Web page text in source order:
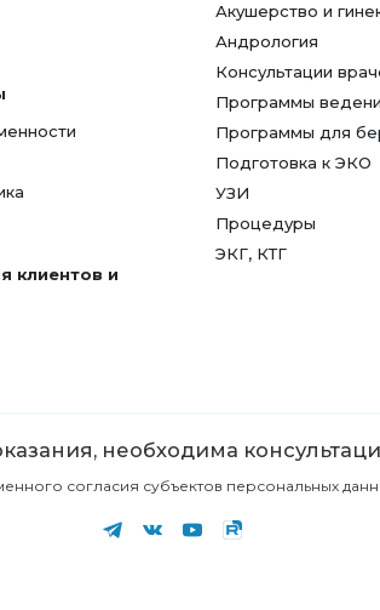
клиентов и
Акушерство и
Андрология
Консультации
Программы
Программы для
Подготовка к ЭКО
УЗИ
Процедуры
ЭКГ, КТГ
необходима
согласия субъектов персональных